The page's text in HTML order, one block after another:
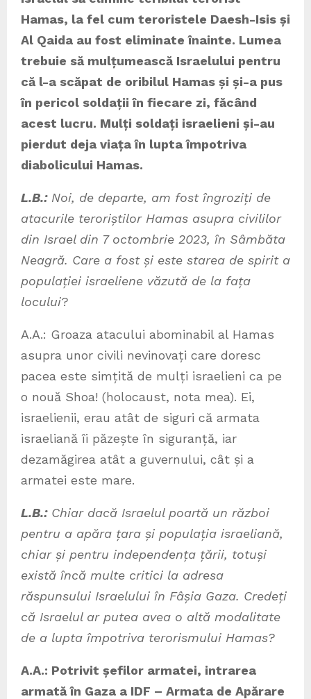
Hamas, la fel cum teroristele Daesh-Isis și
Al Qaida au fost eliminate înainte. Lumea
trebuie să mulțumească Israelului pentru
că l-a scăpat de oribilul Hamas și și-a pus
în pericol soldații în fiecare zi, făcând
acest lucru. Mulți soldați israelieni și-au
pierdut deja viața în lupta împotriva
diabolicului Hamas.
L.B.:Noi, de departe, am fost îngroziți de
atacurile teroriștilor Hamas asupra civililor
din Israel din 7 octombrie 2023, în Sâmbăta
Neagră. Care a fost și este starea de spirit a
populației israeliene văzută de la fața
locului?
A.A.: Groaza atacului abominabil al Hamas
asupra unor civili nevinovați care doresc
pacea este simțită de mulți israelieni ca pe
o nouă Shoa! (holocaust, nota mea). Ei,
israelienii, erau atât de siguri că armata
israeliană îi păzește în siguranță, iar
dezamăgirea atât a guvernului, cât și a
armatei este mare.
L.B.:Chiar dacă Israelul poartă un război
pentru a apăra țara și populația israeliană,
chiar și pentru independența țării, totuși
există încă multe critici la adresa
răspunsului Israelului în Fâșia Gaza. Credeți
că Israelul ar putea avea o altă modalitate
de a lupta împotriva terorismului Hamas?
A.A.: Potrivit șefilor armatei, intrarea
armată în Gaza a IDF – Armata de Apărare